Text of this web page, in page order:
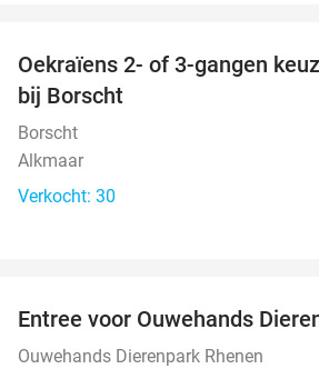
Oekraïens 2- of 3-gangen
bij Borscht
Borscht
Alkmaar
Verkocht: 30
Entree voor Ouwehands
Ouwehands Dierenpark Rhenen